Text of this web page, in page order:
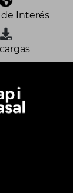
de Interés